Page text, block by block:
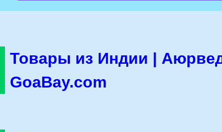
Товары из Индии |
GoaBay.com